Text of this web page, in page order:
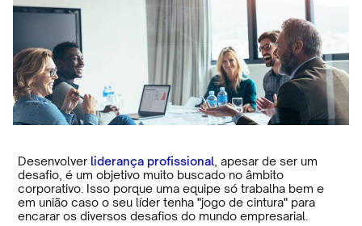
Desenvolverliderança profissional , apesar de ser um
desafio, é um objetivo muito buscado no âmbito
corporativo. Isso porque uma equipe só trabalha bem e
em união caso o seu líder tenha "jogo de cintura" para
encarar os diversos desafios do mundo empresarial.